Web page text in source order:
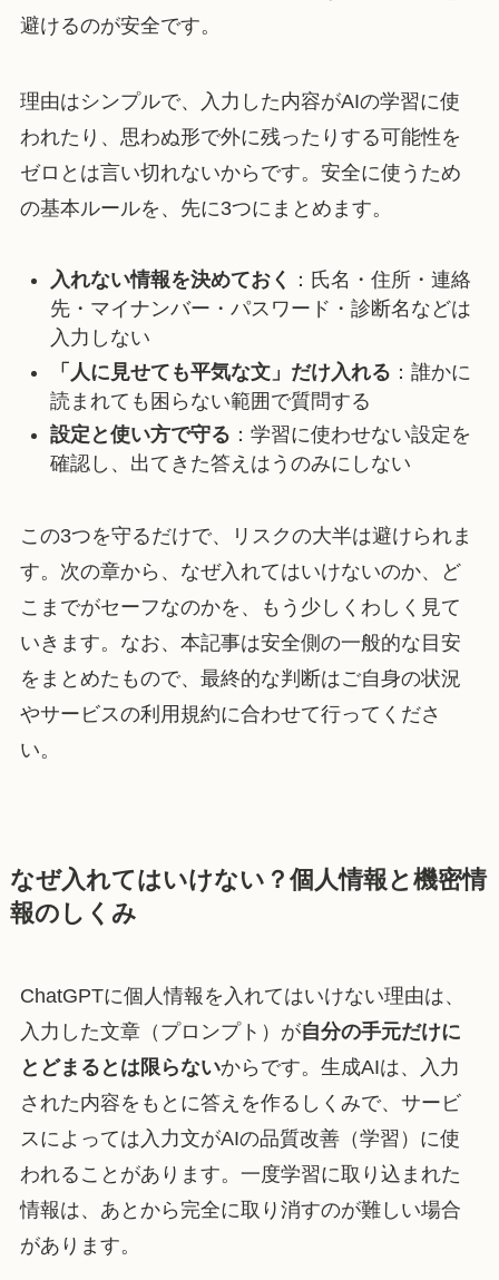
避けるのが安全です。
理由はシンプルで、入力した内容がAIの学習に使
われたり、思わぬ形で外に残ったりする可能性を
ゼロとは言い切れないからです。安全に使うため
の基本ルールを、先に3つにまとめます。
入れない情報を決めておく
：氏名・住所・連絡
先・マイナンバー・パスワード・診断名などは
入力しない
「人に見せても平気な文」だけ入れる ：誰かに
読まれても困らない範囲で質問する
設定と使い方で守る ：学習に使わせない設定を
確認し、出てきた答えはうのみにしない
この3つを守るだけで、リスクの大半は避けられま
す。次の章から、なぜ入れてはいけないのか、ど
こまでがセーフなのかを、もう少しくわしく見て
いきます。なお、本記事は安全側の一般的な目安
をまとめたもので、最終的な判断はご自身の状況
やサービスの利用規約に合わせて行ってくださ
い。
なぜ入れてはいけない？個人情報と機密情
報のしくみ
ChatGPTに個人情報を入れてはいけない理由は、
入力した文章（プロンプト）が自分の手元だけに
とどまるとは限らないからです。生成AIは、入力
された内容をもとに答えを作るしくみで、サービ
スによっては入力文がAIの品質改善（学習）に使
われることがあります。一度学習に取り込まれた
情報は、あとから完全に取り消すのが難しい場合
があります。